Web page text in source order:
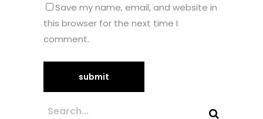
Save my name, email, and website in
this browser for the next time I
comment.